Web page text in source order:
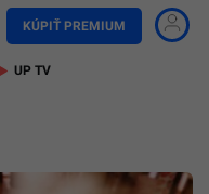
KÚPIŤ PREMIUM
UP TV